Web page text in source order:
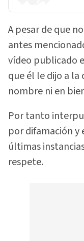
A pesar de que
antes
vídeo publicado
que él le dijo a la
nombre ni en
Por tanto
por difamación y
últimas
respete.